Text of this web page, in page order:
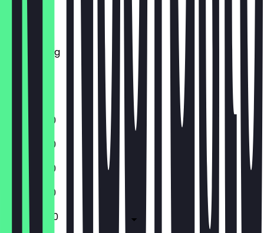
Montag
Dienstag
Mittwoch
Donnerstag
Freitag
Samstag
Sonntag
11:00 - 21:00
11:00 - 21:00
11:00 - 21:00
11:00 - 21:00
11:00 - 22:00